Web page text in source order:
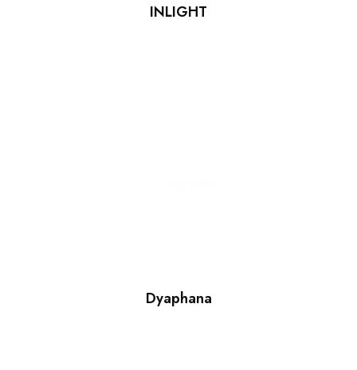
INLIGHT
Dyaphana